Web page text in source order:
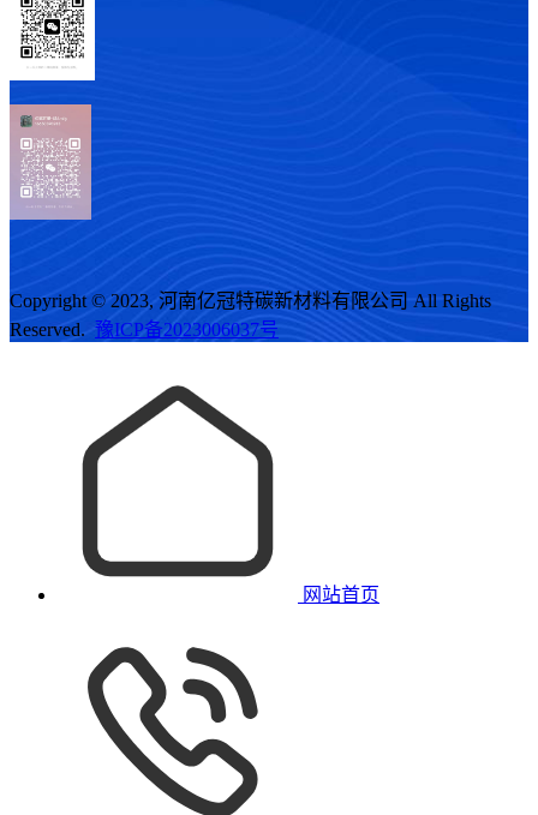
Copyright © 2023, 河南亿冠特碳新材料有限公司 All Rights
Reserved.豫ICP备2023006037号
网站首页